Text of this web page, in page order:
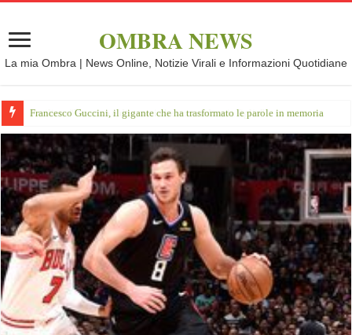
OMBRA NEWS
La mia Ombra | News Online, Notizie Virali e Informazioni Quotidiane
Francesco Guccini, il gigante che ha trasformato le parole in memoria